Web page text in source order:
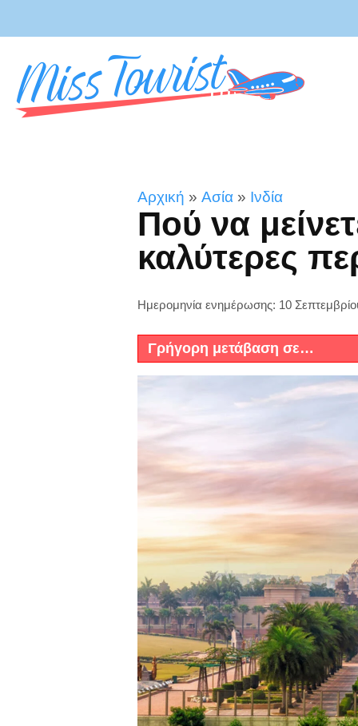
Αρχική » Ασία » Ινδία
Πού να
καλύτερες
Ημερομηνία ενημέρωσης: 10
Γρήγορη μετάβαση σε…